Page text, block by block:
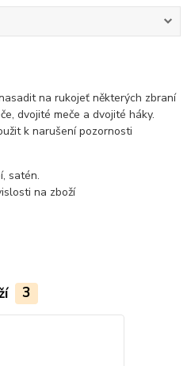
na rukojeť některých zbraní
dvojité meče a dvojité háky.
k narušení pozornosti
satén.
na zboží
3